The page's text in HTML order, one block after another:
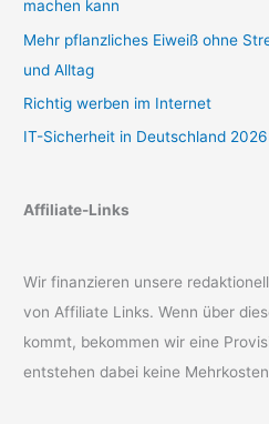
machen kann
Mehr pflanzliches Eiweiß ohne
und Alltag
Richtig werben im Internet
IT-Sicherheit in Deutschland
Affiliate-Links
Wir finanzieren unsere
von Affiliate Links. Wenn über
kommt, bekommen wir eine
entstehen dabei keine